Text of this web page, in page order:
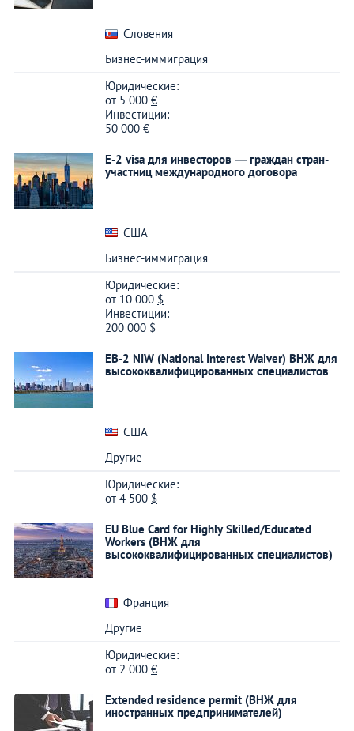
Словения
Бизнес-иммиграция
Юридические:
от 5 000 €
Инвестиции:
50 000 €
E-2 visa для инвесторов — граждан стран-
участниц международного договора
США
Бизнес-иммиграция
Юридические:
от 10 000 $
Инвестиции:
200 000 $
EB-2 NIW (National Interest Waiver) ВНЖ для
высококвалифицированных специалистов
США
Другие
Юридические:
от 4 500 $
EU Blue Card for Highly Skilled/Educated
Workers (ВНЖ для
высококвалифицированных специалистов)
Франция
Другие
Юридические:
от 2 000 €
Extended residence permit (ВНЖ для
иностранных предпринимателей)